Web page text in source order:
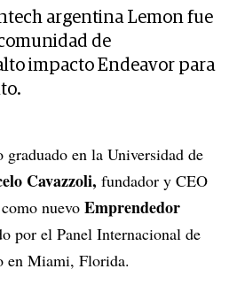
argentina Lemon fue
de
impacto Endeavor para
en la Universidad de
Cavazzoli, fundador y CEO
nuevo Emprendedor
por el Panel Internacional de
en Miami, Florida.